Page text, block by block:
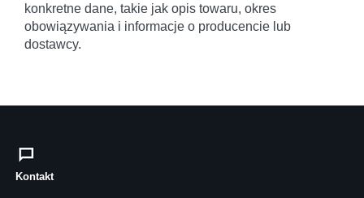
konkretne dane, takie jak opis towaru, okres
obowiązywania i informacje o producencie lub
dostawcy.
Kontakt